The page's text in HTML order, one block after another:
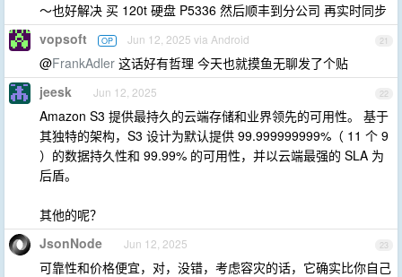
～也好解决 买 120t 硬盘 P5336 然后顺丰到分公司 再实时同步
21
vopsoft OP Jun 12, 2025 via Android
@FrankAdler 这话好有哲理 今天也就摸鱼无聊发了个贴
22
jeesk Jun 12, 2025
Amazon S3 提供最持久的云端存储和业界领先的可用性。 基于
其独特的架构，S3 设计为默认提供 99.999999999%（ 11 个 9
）的数据持久性和 99.99% 的可用性，并以云端最强的 SLA 为
后盾。
其他的呢？
23
JsonNode Jun 12, 2025
可靠性和价格便宜，对，没错，考虑容灾的话，它确实比你自己